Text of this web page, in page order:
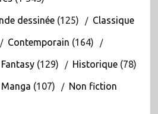
dessinée(125) Classique
Contemporain (164)
Fantasy(129) Historique(78)
Manga (107) Non fiction